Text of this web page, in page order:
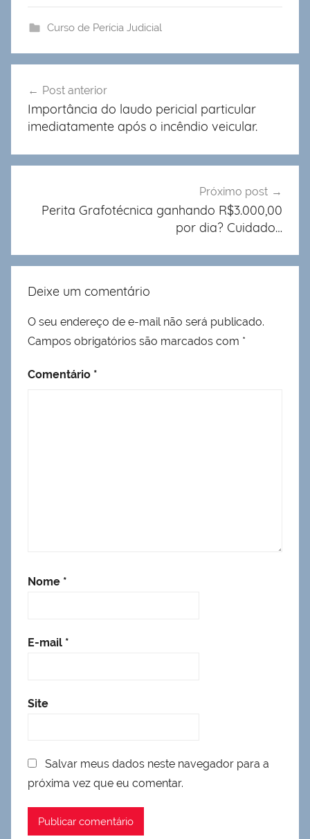
Curso de Perícia Judicial
de
Post
Post anterior
Importância do laudo pericial particular
imediatamente após o incêndio veicular.
Próximo post
Perita Grafotécnica ganhando R$3.000,00
por dia? Cuidado…
Deixe um comentário
O seu endereço de e-mail não será publicado.
Campos obrigatórios são marcados com *
Comentário *
Nome *
E-mail *
Site
Salvar meus dados neste navegador para a
próxima vez que eu comentar.